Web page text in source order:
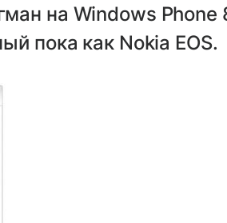
на Windows Phone
пока как Nokia EOS.